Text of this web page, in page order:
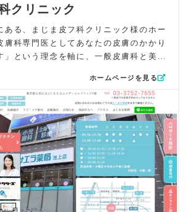
予約や美容診療のページへ即アクセスで
タブを固定してわかりやすく配置。院内
ールで閲覧でき、実際の雰囲気を直感的
を取り入れています。スマートフォン閲
横浜市保土ヶ谷」「皮膚科専門医」「ア
「美容皮膚科」など地域名と専門性の高
を適切に配置。生物学的製剤使用承認施
光線療法・IPL（M22）などの具体的治
情報に反映し、検索ユーザーが求める情
構成を整えています。
皮膚科クリニック様が掲げる“患者様本
科医療”を、視覚・構成・導線設計すべて
現したホームページに仕上げました。皮
クリニック
ある、まじま皮フ科クリニック様のホー
膚科専門医としてあなたの皮膚のかかり
」という理念を軸に、一般皮膚科と美容
療法から内服治療、生物学的製剤まで幅
性と、赤ちゃんから高齢の方まで診療す
利用者に自然と伝わるよう言葉選びにこ
シックでスタイリッシュな世界観を重
シックモダンな内装をトップの大きな写
さと落ち着きを感じられる構成としまし
院名やグローバルナビゲーションは背景
かし”表現を使用し、洗練された透明感
仕上げています。ホワイト背景には上質
ホームページを見る